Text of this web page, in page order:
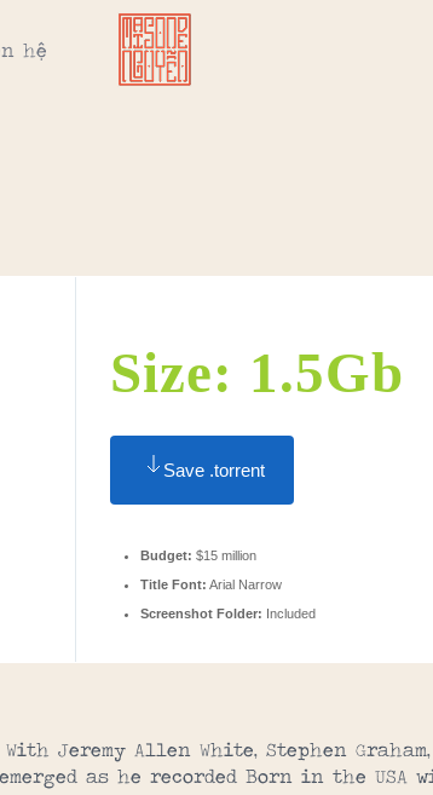
hệ
Size: 1.5Gb
Save .torrent
Budget: $15 million
Title Font: Arial Narrow
Screenshot Folder: Included
Jeremy Allen White, Stephen
as he recorded Born in the USA